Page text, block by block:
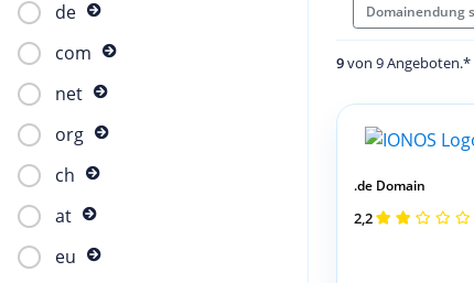
de
com
net
org
ch
at
eu
Domainendung
9von 9 Angeboten.*
.de Domain
2,2